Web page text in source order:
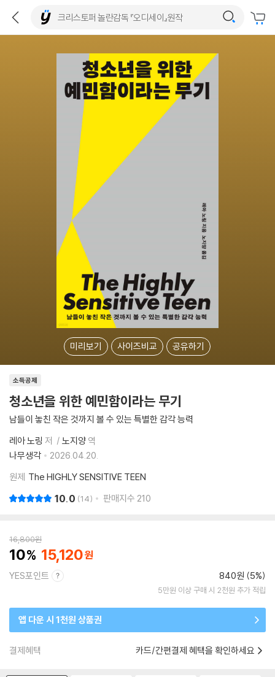
미리보기 사이즈비교 공유하기
소득공제
청소년을 위한 예민함이라는 무기
남들이 놓친 작은 것까지 볼 수 있는 특별한 감각 능력
레아 노링 저 노지양 역
나무생각
2026.04.20.
원제 The HIGHLY SENSITIVE TEEN
10.0 14 판매지수 210
16,800원
10 15,120
YES포인트 840원 (5%)
5만원 이상 구매 시 2천원 추가 적립
앱 다운 시 1천원 상품권
결제혜택 카드/간편결제 혜택을 확인하세요